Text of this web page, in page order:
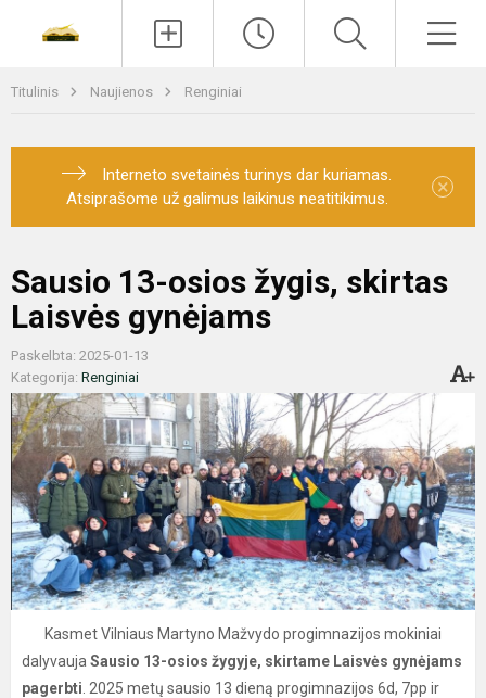
Titulinis Naujienos Renginiai
Interneto svetainės turinys dar kuriamas.
Atsiprašome už galimus laikinus neatitikimus.
×
Sausio 13-osios žygis, skirtas
Laisvės gynėjams
Paskelbta: 2025-01-13
Kategorija: Renginiai
Kasmet Vilniaus Martyno Mažvydo progimnazijos mokiniai
dalyvauja Sausio 13-osios žygyje, skirtame Laisvės gynėjams
pagerbti . 2025 metų sausio 13 dieną progimnazijos 6d, 7pp ir